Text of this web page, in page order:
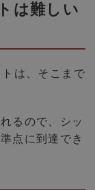
は難しい
は、そこまで
るので、シッ
点に到達でき